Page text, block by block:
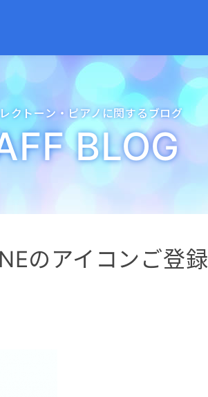
クトーン・ ピアノに関するブログ
BLOG
のアイコンご登録